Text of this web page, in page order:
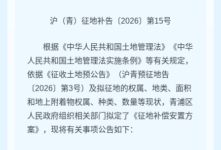
沪（青）征地补告〔2026〕第15号
根据《中华人民共和国土地管理法》《中华
人民共和国土地管理法实施条例》等有关规定，
依据《征收土地预公告》（沪青预征地告
〔2026〕第3号）及拟征地的权属、地类、面积
和地上附着物权属、种类、数量等现状，青浦区
人民政府组织相关部门拟定了《征地补偿安置方
案》，现将有关事项公告如下：